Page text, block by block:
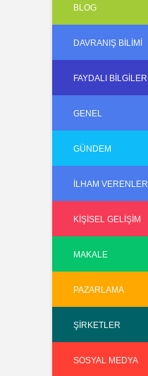
BLOG
DAVRANIŞ BILIMI
FAYDALI BILGILER
GENEL
GÜNDEM
İLHAM VERENLER
KIŞISEL GELIŞIM
MAKALE
PAZARLAMA
ŞIRKETLER
SOSYAL MEDYA